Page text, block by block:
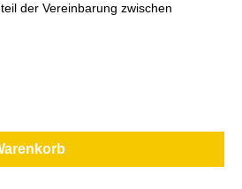
der Vereinbarung zwischen